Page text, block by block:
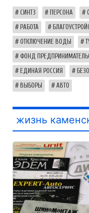
СИНТЗ ПЕРСОНА
РАБОТА
ОТКЛЮЧЕНИЕ ВОДЫ
ФОНД
ЕДИНАЯ РОССИЯ
ВЫБОРЫ АВТО
жизнь